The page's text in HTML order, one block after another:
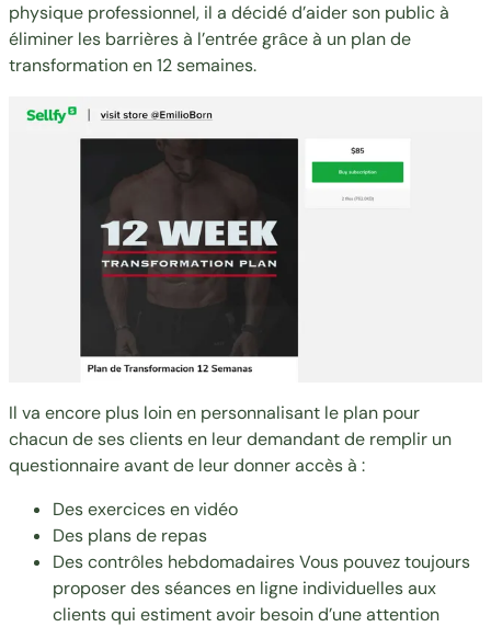
physique professionnel, il a décidé d’aider son public à
éliminer les barrières à l’entrée grâce à un plan de
transformation en 12 semaines.
Il va encore plus loin en personnalisant le plan pour
chacun de ses clients en leur demandant de remplir un
questionnaire avant de leur donner accès à :
Des exercices en vidéo
Des plans de repas
Des contrôles hebdomadaires Vous pouvez toujours
proposer des séances en ligne individuelles aux
clients qui estiment avoir besoin d’une attention